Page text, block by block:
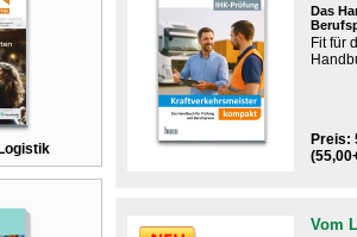
Das
Fit für
Preis:
Vom